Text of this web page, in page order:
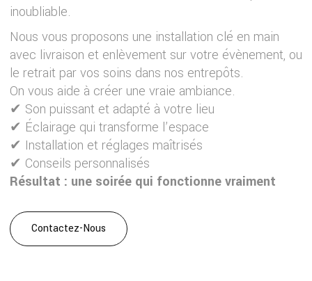
inoubliable.
Nous vous proposons une installation clé en main
avec livraison et enlèvement sur votre évènement, ou
le retrait par vos soins dans nos entrepôts.
On vous aide à créer une vraie ambiance.
✔ Son puissant et adapté à votre lieu
✔ Éclairage qui transforme l’espace
✔ Installation et réglages maîtrisés
✔ Conseils personnalisés
Résultat : une soirée qui fonctionne vraiment
Contactez-Nous